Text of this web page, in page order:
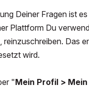
Deiner Fragen ist
Plattform Du
Das
wird.
"Mein Profil >